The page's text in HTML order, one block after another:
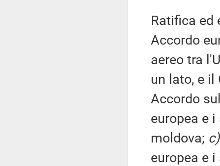
Ratifica ed
Accordo
aereo tra
un lato, e il
Accordo
europea e
moldova; c)
europea e